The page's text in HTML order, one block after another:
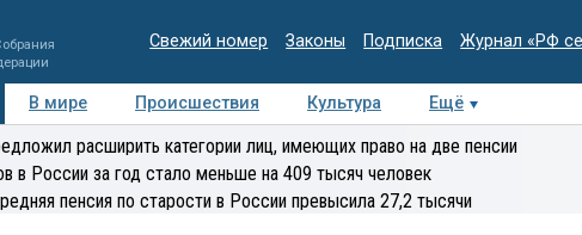
Свежий номер Законы Подписка Журнал «РФ
В мире Происшествия Культура
Ещё
Медиацентр Интервью Колумнисты
расширить категории лиц, имеющих право на две пенсии
в России за год стало меньше на 409 тысяч человек
пенсия по старости в России превысила 27,2 тысячи